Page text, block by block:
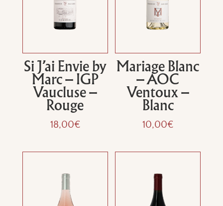
Si J’ai Envie by
Marc – IGP
Vaucluse –
Rouge
18,00€
Mariage Blanc
– AOC
Ventoux –
Blanc
10,00€